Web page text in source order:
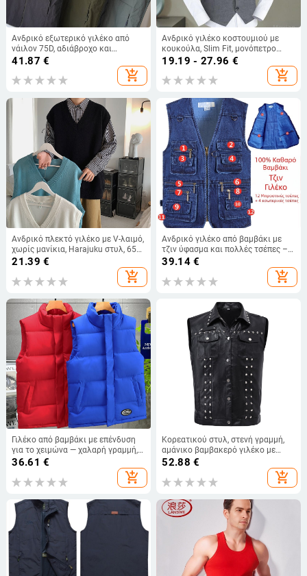
Ανδρικό εξωτερικό γιλέκο από
νάιλον 75D, αδιάβροχο και
ανθεκτικό στον άνεμο, λεπτό
προφίλ, με στάσιμο γιακά και
κουκούλα, εφαρμοστή γραμμή,
41.87 €
add_shopping_cart
Ανδρικό γιλέκο κοστουμιού με
κουκούλα, Slim Fit, μονόπετρο
κούμπωμα, από μαλλί με επένδυση
19.19 - 27.96 €
add_shopping_cart
Ανδρικό πλεκτό γιλέκο με V-λαιμό,
χωρίς μανίκια, Harajuku στυλ, 65%
πολυεστέρας, για τον χειμώνα
21.39 €
add_shopping_cart
Ανδρικό γιλέκο από βαμβάκι με
τζιν ύφασμα και πολλές τσέπες –
εξωτερικές δραστηριότητες:
πεζοπορία, φωτογράφηση, ψάρεμα
– μπλε
39.14€
add_shopping_cart
Γιλέκο από βαμβάκι με επένδυση
για το χειμώνα — χαλαρή γραμμή,
χωρίς γιακά, με φερμουάρ,
μονοχρωμο, πολλά τσέπες, με
προσαρμοσμένο λογότυπο
36.61 €
add_shopping_cart
Κορεατικού στυλ, στενή γραμμή,
αμάνικο βαμβακερό γιλέκο με
μεταλλικά στοιχεία διακόσμησης
52.88 €
add_shopping_cart